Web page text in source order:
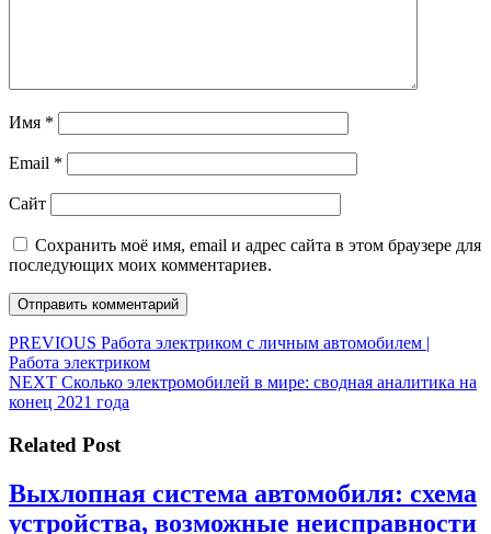
Имя *
Email *
Сайт
Сохранить моё имя, email и адрес сайта в этом браузере для
последующих моих комментариев.
Навигация
по
записям
PREVIOUS Предыдущая
запись:
Работа электриком с личным автомобилем |
Работа электриком
NEXT Следующая
запись:
Сколько электромобилей в мире: сводная аналитика на
конец 2021 года
Related Post
Выхлопная система автомобиля: схема
устройства, возможные неисправности